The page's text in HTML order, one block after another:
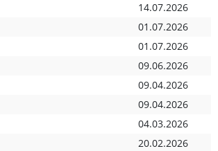
14.07.2026
01.07.2026
01.07.2026
09.06.2026
09.04.2026
09.04.2026
04.03.2026
20.02.2026